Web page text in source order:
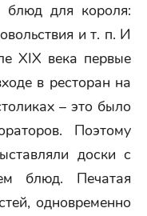
блюд для короля:
и т. п. И
XIX века первые
в ресторан на
– это было
Поэтому
доски с
блюд. Печатая
одновременно